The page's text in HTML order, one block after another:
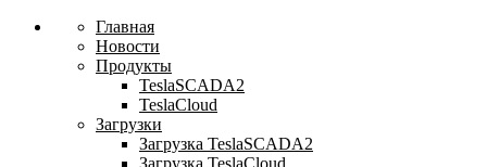
Главная
Новости
Продукты
TeslaSCADA2
TeslaCloud
Загрузки
Загрузка TeslaSCADA2
Загрузка TeslaCloud